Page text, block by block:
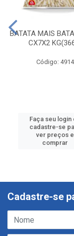
BATATA MAIS
CX7X2
Código: 4914
Faça seu login
cadastre-se
ver preços e
comprar
Cadastre-se